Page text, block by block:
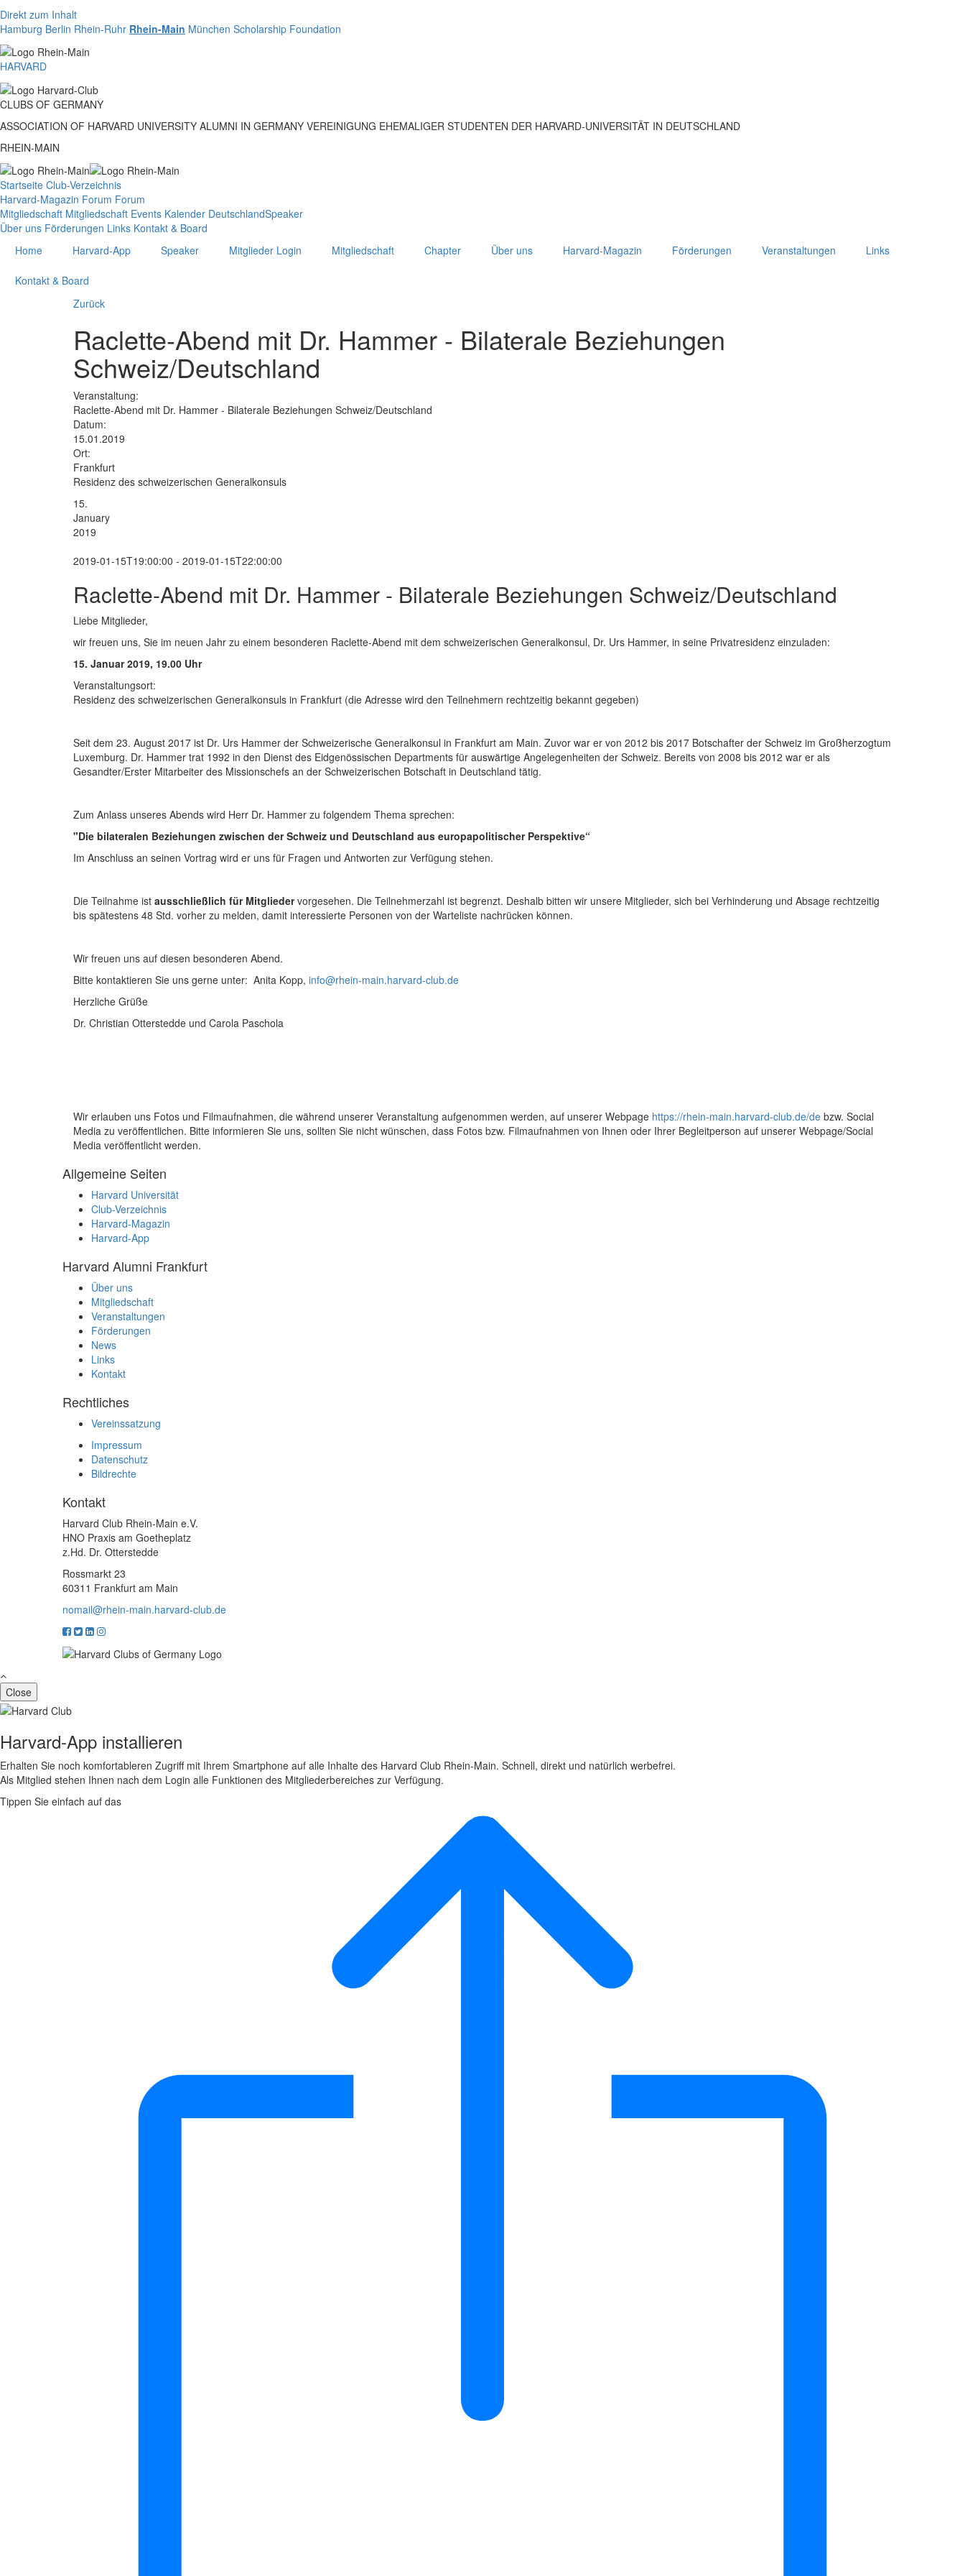
Direkt zum Inhalt
Hamburg Berlin Rhein-Ruhr Rhein-Main München Scholarship Foundation
HARVARD
CLUBS OF GERMANY
ASSOCIATION OF HARVARD UNIVERSITY ALUMNI IN GERMANY VEREINIGUNG EHEMALIGER STUDENTEN DER HARVARD-UNIVERSITÄT IN DEUTSCHLAND
RHEIN-MAIN
Startseite Club-Verzeichnis
Harvard-Magazin Forum Forum
Mitgliedschaft Mitgliedschaft Events Kalender DeutschlandSpeaker
Über uns Förderungen Links Kontakt & Board
Home
Harvard-App Speaker Mitglieder Login Mitgliedschaft Chapter Über uns Harvard-Magazin Förderungen Veranstaltungen Links
Kontakt & Board
Zurück
Raclette-Abend mit Dr. Hammer - Bilaterale Beziehungen
Schweiz/Deutschland
Veranstaltung:
Raclette-Abend mit Dr. Hammer - Bilaterale Beziehungen Schweiz/Deutschland
Datum:
15.01.2019
Ort:
Frankfurt
Residenz des schweizerischen Generalkonsuls
15.
January
2019
2019-01-15T19:00:00 - 2019-01-15T22:00:00
Raclette-Abend mit Dr. Hammer - Bilaterale Beziehungen Schweiz/Deutschland
Liebe Mitglieder,
wir freuen uns, Sie im neuen Jahr zu einem besonderen Raclette-Abend mit dem schweizerischen Generalkonsul, Dr. Urs Hammer, in seine Privatresidenz einzuladen:
15. Januar 2019, 19.00 Uhr
Veranstaltungsort:
Residenz des schweizerischen Generalkonsuls in Frankfurt (die Adresse wird den Teilnehmern rechtzeitig bekannt gegeben)
Seit dem 23. August 2017 ist Dr. Urs Hammer der Schweizerische Generalkonsul in Frankfurt am Main. Zuvor war er von 2012 bis 2017 Botschafter der Schweiz im Großherzogtum
Luxemburg. Dr. Hammer trat 1992 in den Dienst des Eidgenössischen Departments für auswärtige Angelegenheiten der Schweiz. Bereits von 2008 bis 2012 war er als
Gesandter/Erster Mitarbeiter des Missionschefs an der Schweizerischen Botschaft in Deutschland tätig.
Zum Anlass unseres Abends wird Herr Dr. Hammer zu folgendem Thema sprechen:
"Die bilateralen Beziehungen zwischen der Schweiz und Deutschland aus europapolitischer Perspektive“
Im Anschluss an seinen Vortrag wird er uns für Fragen und Antworten zur Verfügung stehen.
Die Teilnahme ist ausschließlich für Mitgliedervorgesehen. Die Teilnehmerzahl ist begrenzt. Deshalb bitten wir unsere Mitglieder, sich bei Verhinderung und Absage rechtzeitig
bis spätestens 48 Std. vorher zu melden, damit interessierte Personen von der Warteliste nachrücken können.
Wir freuen uns auf diesen besonderen Abend.
Bitte kontaktieren Sie uns gerne unter: Anita Kopp, info@rhein-main.harvard-club.de
Herzliche Grüße
Dr. Christian Otterstedde und Carola Paschola
Wir erlauben uns Fotos und Filmaufnahmen, die während unserer Veranstaltung aufgenommen werden, auf unserer Webpage https://rhein-main.harvard-club.de/de bzw. Social
Media zu veröffentlichen. Bitte informieren Sie uns, sollten Sie nicht wünschen, dass Fotos bzw. Filmaufnahmen von Ihnen oder Ihrer Begleitperson auf unserer Webpage/Social
Media veröffentlicht werden.
Allgemeine Seiten
Harvard Universität
Club-Verzeichnis
Harvard-Magazin
Harvard-App
Harvard Alumni Frankfurt
Über uns
Mitgliedschaft
Veranstaltungen
Förderungen
News
Links
Kontakt
Rechtliches
Vereinssatzung
Impressum
Datenschutz
Bildrechte
Kontakt
Harvard Club Rhein-Main e.V.
HNO Praxis am Goetheplatz
z.Hd. Dr. Otterstedde
Rossmarkt 23
60311 Frankfurt am Main
nomail@rhein-main.harvard-club.de
Close
Harvard-App installieren
Erhalten Sie noch komfortableren Zugriff mit Ihrem Smartphone auf alle Inhalte des Harvard Club Rhein-Main. Schnell, direkt und natürlich werbefrei.
Als Mitglied stehen Ihnen nach dem Login alle Funktionen des Mitgliederbereiches zur Verfügung.
Tippen Sie einfach auf das